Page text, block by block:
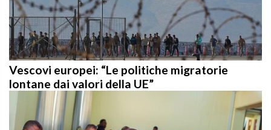
Vescovi europei: “Le politiche migratorie
lontane dai valori della UE”